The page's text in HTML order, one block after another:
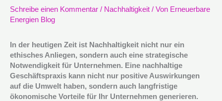
Schreibe einen Kommentar / Nachhaltigkeit / Von Erneuerbare
Energien Blog
In der heutigen Zeit ist Nachhaltigkeit nicht nur ein
ethisches Anliegen, sondern auch eine strategische
Notwendigkeit für Unternehmen. Eine nachhaltige
Geschäftspraxis kann nicht nur positive Auswirkungen
auf die Umwelt haben, sondern auch langfristige
ökonomische Vorteile für Ihr Unternehmen generieren.